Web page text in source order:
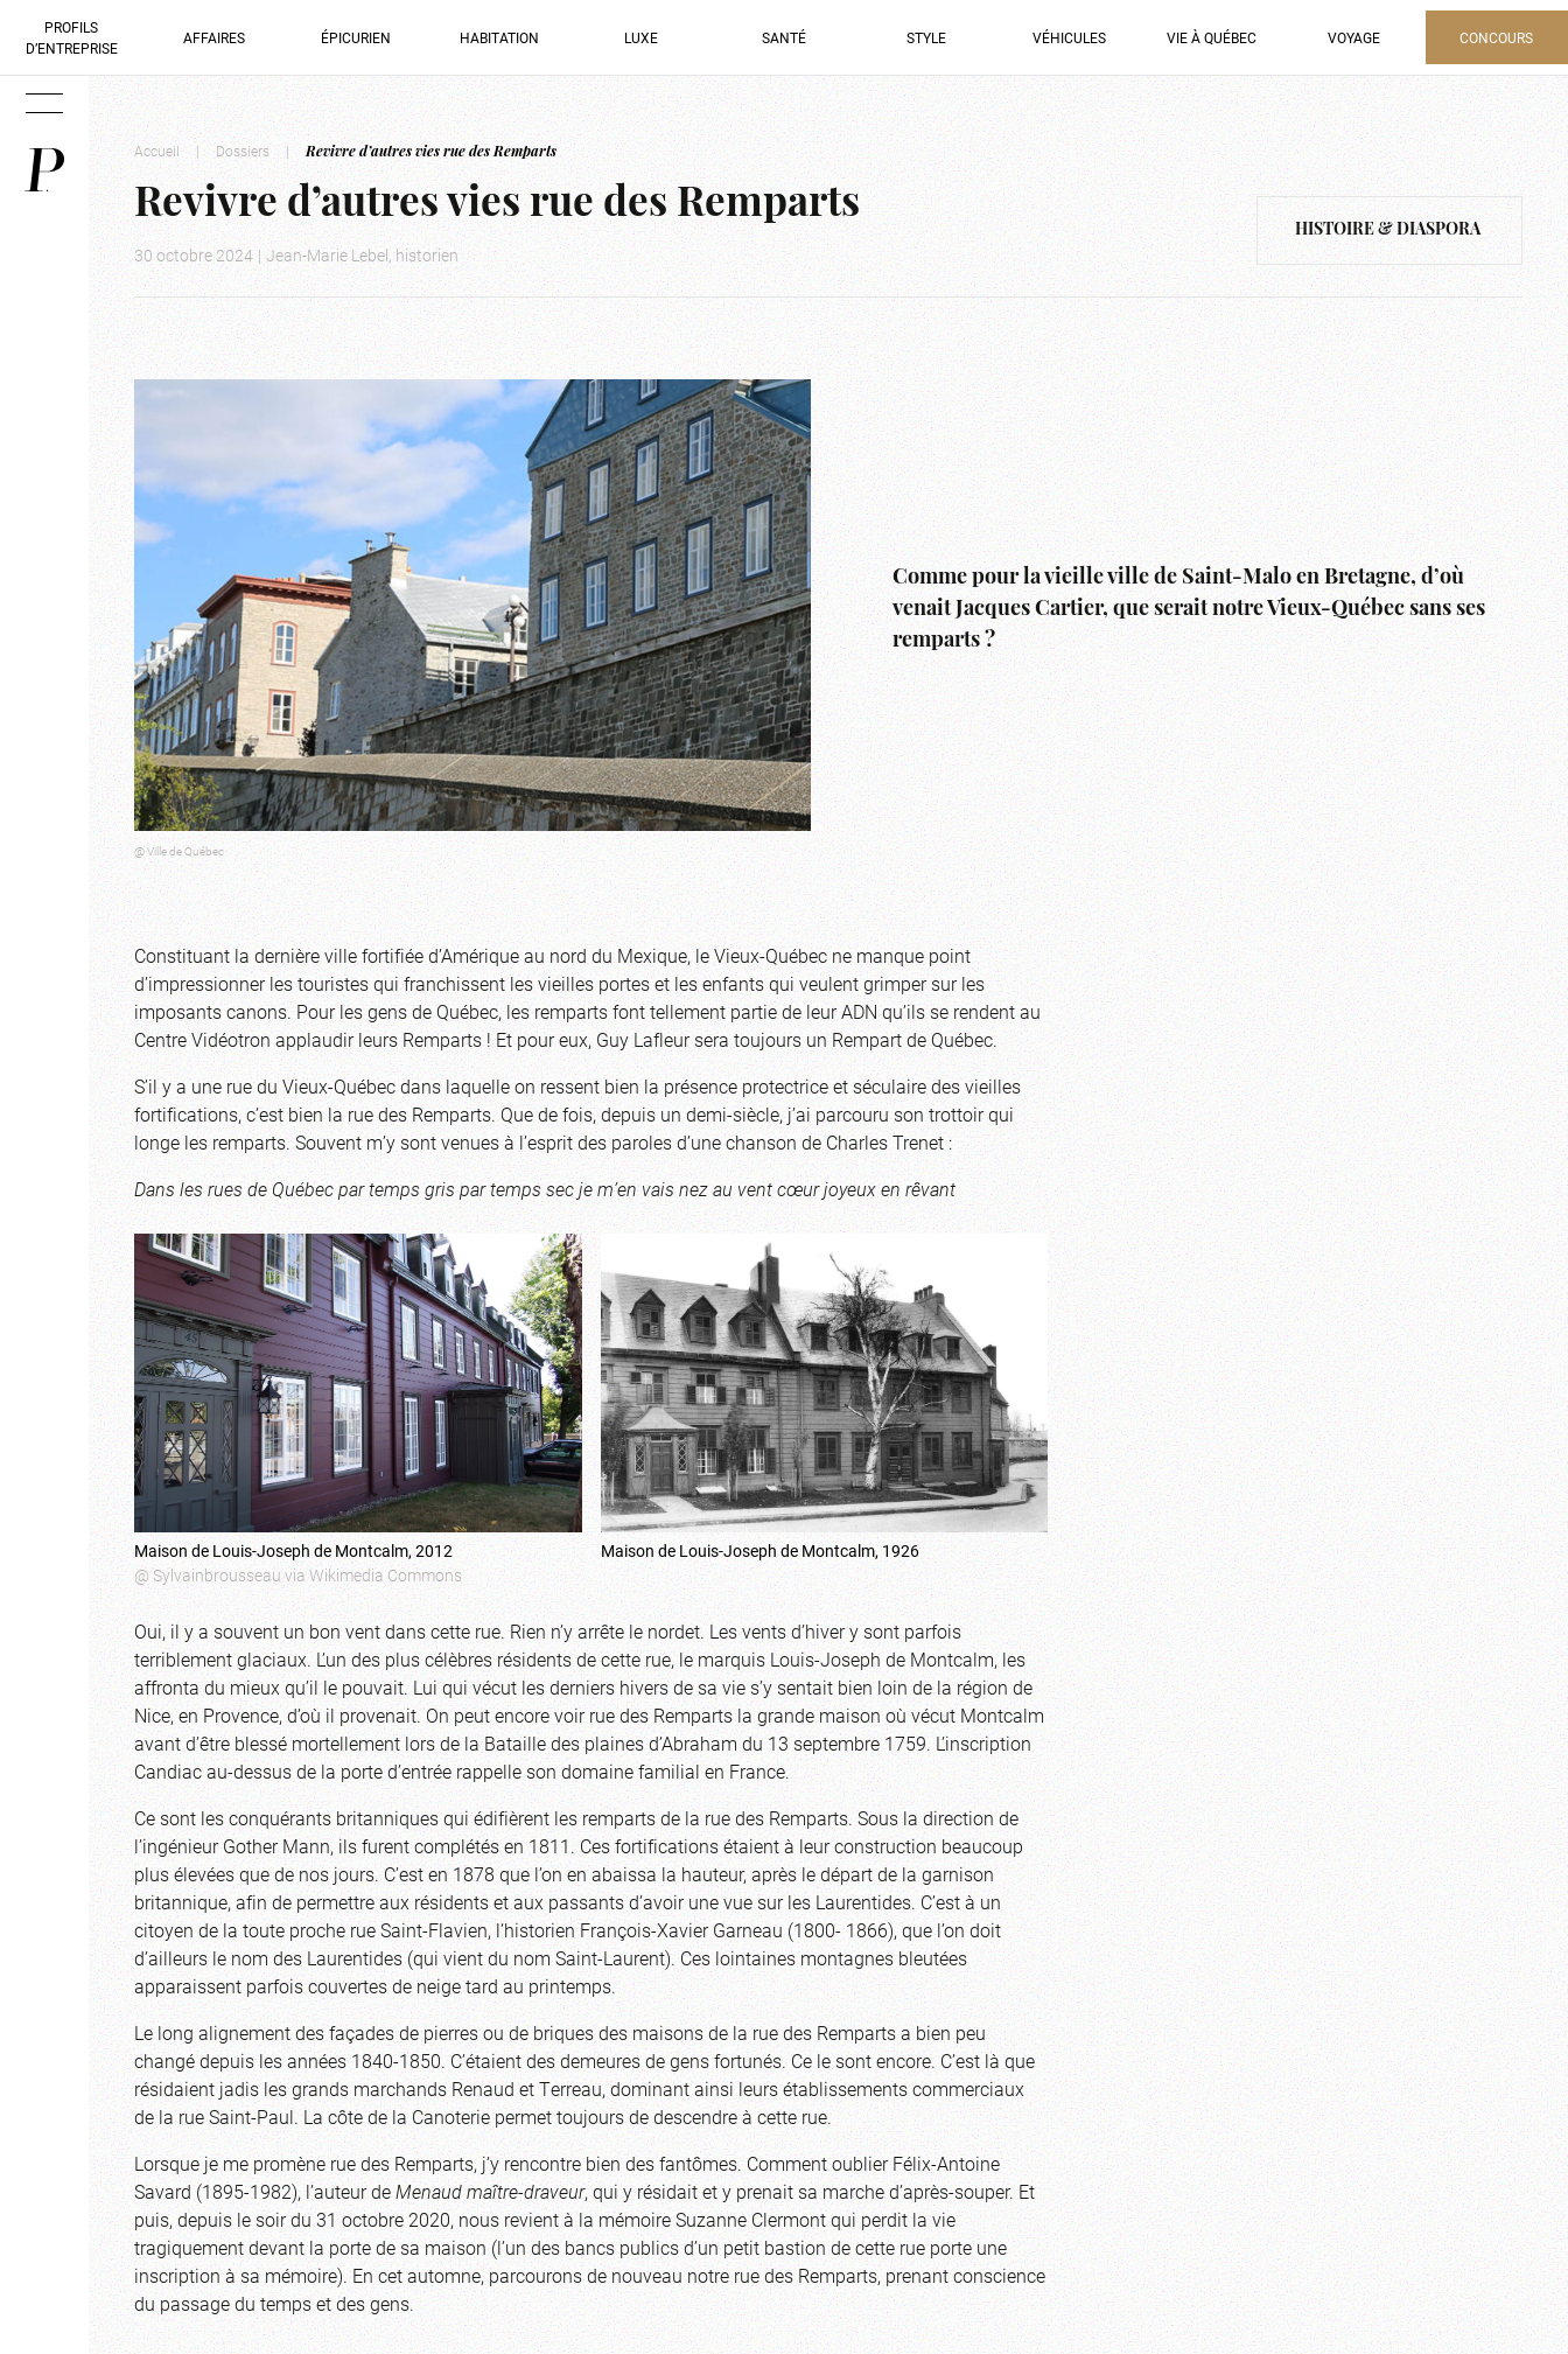
PROFILS
D’ENTREPRISE
AFFAIRES ÉPICURIEN HABITATION LUXE SANTÉ STYLE VÉHICULES VIE À QUÉBEC VOYAGE CONCOURS
Accueil | Dossiers | Revivre d’autres vies rue des Remparts
Revivre d’autres vies rue des Remparts
30 octobre 2024 | Jean-Marie Lebel, historien
HISTOIRE & DIASPORA
@ Ville de Québec
Comme pour la vieille ville de Saint-Malo en Bretagne, d’où
venait Jacques Cartier, que serait notre Vieux-Québec sans ses
remparts ?
Constituant la dernière ville fortifiée d’Amérique au nord du Mexique, le Vieux-Québec ne manque point
d’impressionner les touristes qui franchissent les vieilles portes et les enfants qui veulent grimper sur les
imposants canons. Pour les gens de Québec, les remparts font tellement partie de leur ADN qu’ils se rendent au
Centre Vidéotron applaudir leurs Remparts ! Et pour eux, Guy Lafleur sera toujours un Rempart de Québec.
S’il y a une rue du Vieux-Québec dans laquelle on ressent bien la présence protectrice et séculaire des vieilles
fortifications, c’est bien la rue des Remparts. Que de fois, depuis un demi-siècle, j’ai parcouru son trottoir qui
longe les remparts. Souvent m’y sont venues à l’esprit des paroles d’une chanson de Charles Trenet :
Dans les rues de Québec par temps gris par temps sec je m’en vais nez au ventcœur joyeux en rêvant
Maison de Louis-Joseph de Montcalm, 2012
@ Sylvainbrousseau via Wikimedia Commons
Maison de Louis-Joseph de Montcalm, 1926
Oui, il y a souvent un bon vent dans cette rue. Rien n’y arrête le nordet. Les vents d’hiver y sont parfois
terriblement glaciaux. L’un des plus célèbres résidents de cette rue, le marquis Louis-Joseph de Montcalm, les
affronta du mieux qu’il le pouvait. Lui qui vécut les derniers hivers de sa vie s’y sentait bien loin de la région de
Nice, en Provence, d’où il provenait. On peut encore voir rue des Remparts la grande maison où vécut Montcalm
avant d’être blessé mortellement lors de la Bataille des plaines d’Abraham du 13 septembre 1759. L’inscription
Candiac au-dessus de la porte d’entrée rappelle son domaine familial en France.
Ce sont les conquérants britanniques qui édifièrent les remparts de la rue des Remparts. Sous la direction de
l’ingénieur Gother Mann, ils furent complétés en 1811. Ces fortifications étaient à leur construction beaucoup
plus élevées que de nos jours. C’est en 1878 que l’on en abaissa la hauteur, après le départ de la garnison
britannique, afin de permettre aux résidents et aux passants d’avoir une vue sur les Laurentides. C’est à un
citoyen de la toute proche rue Saint-Flavien, l’historien François-Xavier Garneau (1800- 1866), que l’on doit
d’ailleurs le nom des Laurentides (qui vient du nom Saint-Laurent). Ces lointaines montagnes bleutées
apparaissent parfois couvertes de neige tard au printemps.
Le long alignement des façades de pierres ou de briques des maisons de la rue des Remparts a bien peu
changé depuis les années 1840-1850. C’étaient des demeures de gens fortunés. Ce le sont encore. C’est là que
résidaient jadis les grands marchands Renaud et Terreau, dominant ainsi leurs établissements commerciaux
de la rue Saint-Paul. La côte de la Canoterie permet toujours de descendre à cette rue.
Lorsque je me promène rue des Remparts, j’y rencontre bien des fantômes. Comment oublier Félix-Antoine
Savard (1895-1982), l’auteur deMenaud maître-draveur, qui y résidait et y prenait sa marche d’après-souper. Et
puis, depuis le soir du 31 octobre 2020, nous revient à la mémoire Suzanne Clermont qui perdit la vie
tragiquement devant la porte de sa maison (l’un des bancs publics d’un petit bastion de cette rue porte une
inscription à sa mémoire). En cet automne, parcourons de nouveau notre rue des Remparts, prenant conscience
du passage du temps et des gens.